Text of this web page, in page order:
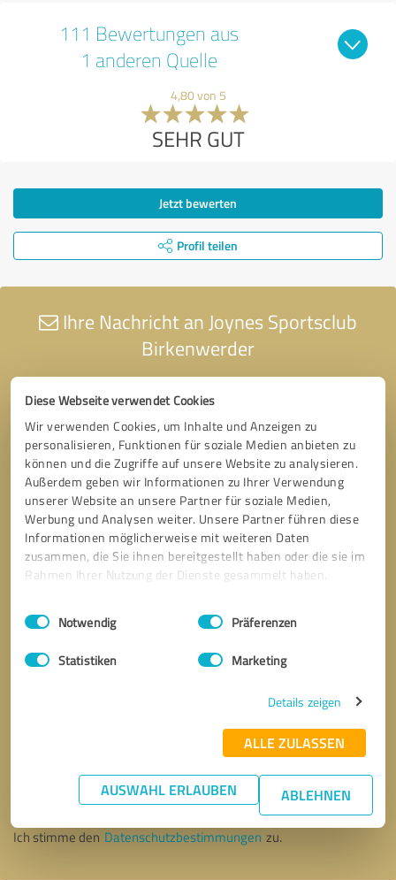
Diese Webseite verwendet Cookies
Wir verwenden Cookies, um Inhalte und Anzeigen zu
personalisieren, Funktionen für soziale Medien anbieten zu
können und die Zugriffe auf unsere Website zu analysieren.
Außerdem geben wir Informationen zu Ihrer Verwendung
unserer Website an unsere Partner für soziale Medien,
Werbung und Analysen weiter. Unsere Partner führen diese
Informationen möglicherweise mit weiteren Daten
zusammen, die Sie ihnen bereitgestellt haben oder die sie im
Rahmen Ihrer Nutzung der Dienste gesammelt haben.
Impressum Datenschutzbestimmungen
Einwilligungsauswahl
Notwendig Präferenzen
Statistiken Marketing
Details zeigen
ALLE ZULASSEN
AUSWAHL ERLAUBEN ABLEHNEN
111 Bewertungen aus
1 anderen Quelle
4,80 von 5
SEHR GUT
Jetzt bewerten
Profil teilen
Ihre Nachricht an Joynes Sportsclub
Birkenwerder
* Erforderliche Angaben
Nachricht senden
Ich stimme den Datenschutzbestimmungen zu.